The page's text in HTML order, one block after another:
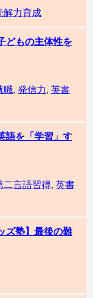
解力育成
どもの主体性を
職, 発信力, 英書
語を「学習」す
二言語習得, 英書
ズ塾】最後の難